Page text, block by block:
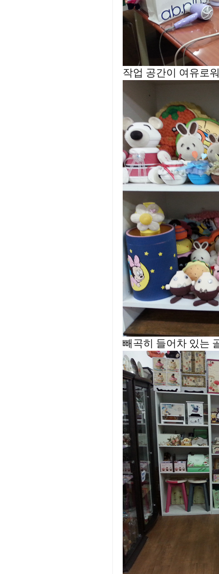
작업 공간이 여유로
빼곡히 들어차 있는